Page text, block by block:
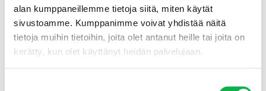
alan kumppaneillemme tietoja siitä, miten käytät
sivustoamme. Kumppanimme voivat yhdistää näitä
tietoja muihin tietoihin, joita olet antanut heille tai joita on
kerätty, kun olet käyttänyt heidän palvelujaan.
Samalla rahalla enemmän asuntoja,
kiitos velkavivun